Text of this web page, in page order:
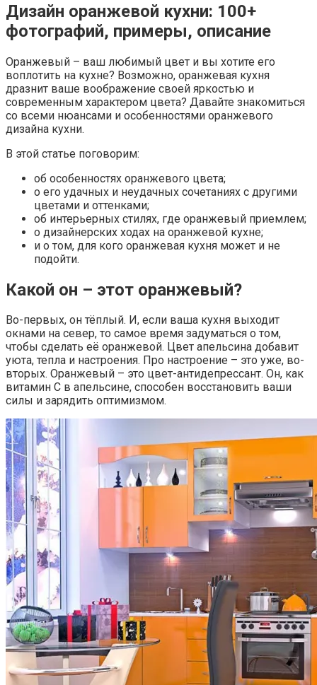
Дизайн оранжевой кухни: 100+
фотографий, примеры, описание
Оранжевый – ваш любимый цвет и вы хотите его
воплотить на кухне? Возможно, оранжевая кухня
дразнит ваше воображение своей яркостью и
современным характером цвета? Давайте знакомиться
со всеми нюансами и особенностями оранжевого
дизайна кухни.
В этой статье поговорим:
об особенностях оранжевого цвета;
о его удачных и неудачных сочетаниях с другими
цветами и оттенками;
об интерьерных стилях, где оранжевый приемлем;
о дизайнерских ходах на оранжевой кухне;
и о том, для кого оранжевая кухня может и не
подойти.
Какой он – этот оранжевый?
Во-первых, он тёплый. И, если ваша кухня выходит
окнами на север, то самое время задуматься о том,
чтобы сделать её оранжевой. Цвет апельсина добавит
уюта, тепла и настроения. Про настроение – это уже, во-
вторых. Оранжевый – это цвет-антидепрессант. Он, как
витамин С в апельсине, способен восстановить ваши
силы и зарядить оптимизмом.